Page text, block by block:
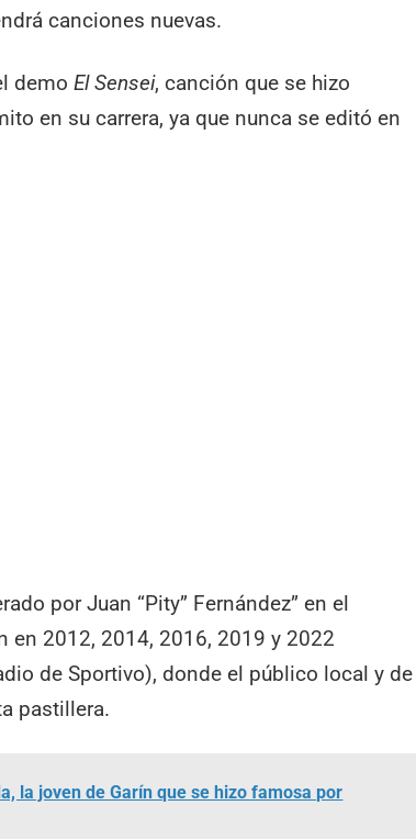
canciones nuevas.
demoEl Sensei, canción que se hizo
en su carrera, ya que nunca se editó en
por Juan “Pity” Fernández” en el
en 2012, 2014, 2016, 2019 y 2022
de Sportivo), donde el público local y de
pastillera.
la joven de Garín que se hizo famosa por